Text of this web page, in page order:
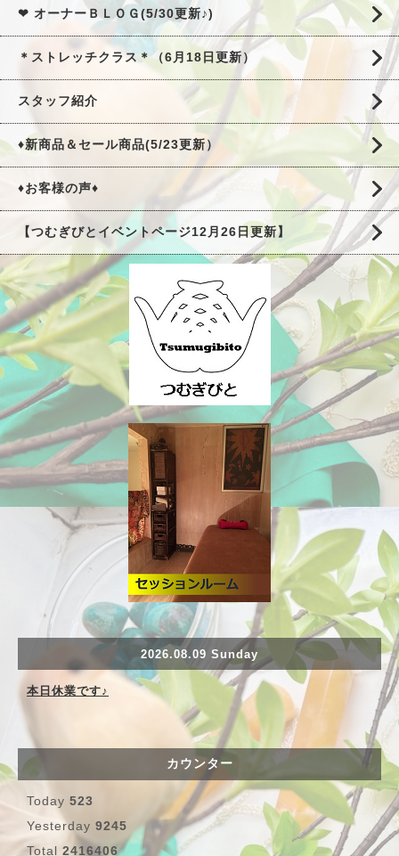
❤ オーナーＢＬＯＧ(5/30更新♪)
＊ストレッチクラス＊（6月18日更新）
スタッフ紹介
♦新商品＆セール商品(5/23更新）
♦お客様の声♦
【つむぎびとイベントページ12月26日更新】
2026.08.09 Sunday
本日休業です♪
カウンター
Today 523
Yesterday 9245
Total 2416406